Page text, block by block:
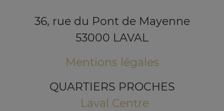
36, rue du Pont de Mayenne
53000 LAVAL
Mentions légales
QUARTIERS PROCHES
Laval Centre